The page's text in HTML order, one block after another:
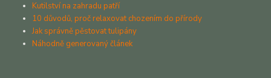
Kutilství na zahradu patří
10 důvodů, proč relaxovat chozením do přírody
Jak správně pěstovat tulipány
Náhodně generovaný článek